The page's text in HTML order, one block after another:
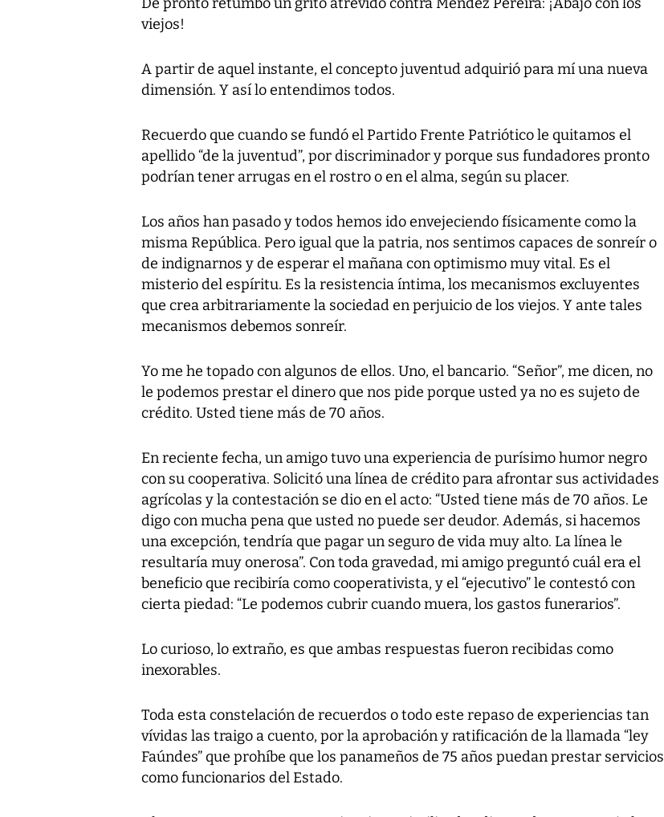
De pronto retumbó un grito atrevido contra Méndez Pereira: ¡Abajo con los
viejos!
A partir de aquel instante, el concepto juventud adquirió para mí una nueva
dimensión. Y así lo entendimos todos.
Recuerdo que cuando se fundó el Partido Frente Patriótico le quitamos el
apellido “de la juventud”, por discriminador y porque sus fundadores pronto
podrían tener arrugas en el rostro o en el alma, según su placer.
Los años han pasado y todos hemos ido envejeciendo físicamente como la
misma República. Pero igual que la patria, nos sentimos capaces de sonreír o
de indignarnos y de esperar el mañana con optimismo muy vital. Es el
misterio del espíritu. Es la resistencia íntima, los mecanismos excluyentes
que crea arbitrariamente la sociedad en perjuicio de los viejos. Y ante tales
mecanismos debemos sonreír.
Yo me he topado con algunos de ellos. Uno, el bancario. “Señor”, me dicen, no
le podemos prestar el dinero que nos pide porque usted ya no es sujeto de
crédito. Usted tiene más de 70 años.
En reciente fecha, un amigo tuvo una experiencia de purísimo humor negro
con su cooperativa. Solicitó una línea de crédito para afrontar sus actividades
agrícolas y la contestación se dio en el acto: “Usted tiene más de 70 años. Le
digo con mucha pena que usted no puede ser deudor. Además, si hacemos
una excepción, tendría que pagar un seguro de vida muy alto. La línea le
resultaría muy onerosa”. Con toda gravedad, mi amigo preguntó cuál era el
beneficio que recibiría como cooperativista, y el “ejecutivo” le contestó con
cierta piedad: “Le podemos cubrir cuando muera, los gastos funerarios”.
Lo curioso, lo extraño, es que ambas respuestas fueron recibidas como
inexorables.
Toda esta constelación de recuerdos o todo este repaso de experiencias tan
vívidas las traigo a cuento, por la aprobación y ratificación de la llamada “ley
Faúndes” que prohíbe que los panameños de 75 años puedan prestar servicios
como funcionarios del Estado.